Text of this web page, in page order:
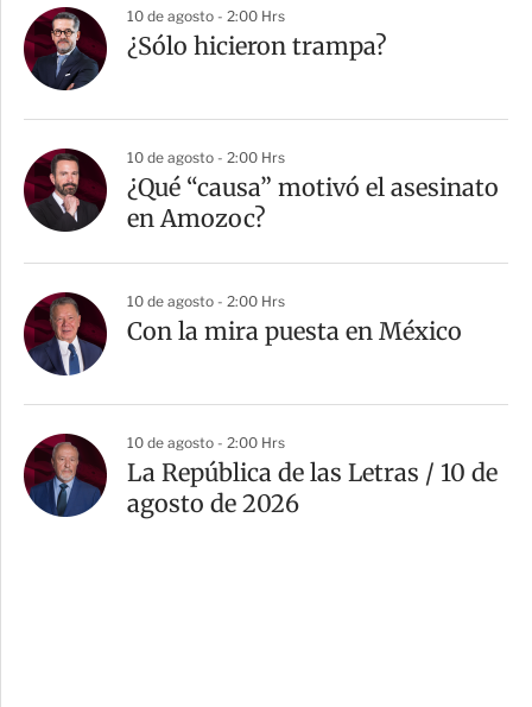
10 de agosto - 2:00 Hrs
¿Sólo hicieron trampa?
10 de agosto - 2:00 Hrs
¿Qué “causa” motivó el asesinato
en Amozoc?
10 de agosto - 2:00 Hrs
Con la mira puesta en México
10 de agosto - 2:00 Hrs
La República de las Letras / 10 de
agosto de 2026